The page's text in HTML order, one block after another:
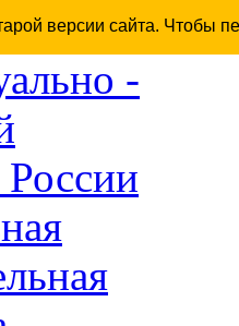
версии сайта. Чтобы
-